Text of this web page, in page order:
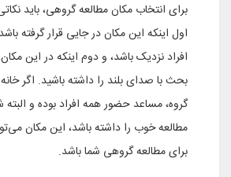
برای انتخاب مکان مطالعه گروهی، باید
اول اینکه این مکان در جایی قرار گرفته
افراد نزدیک باشد، و دوم اینکه در این
بحث با صدای بلند را داشته باشید. اگر
گروه، مساعد حضور همه افراد بوده و
مطالعه خوب را داشته باشد، این مکان
برای مطالعه گروهی شما باشد.